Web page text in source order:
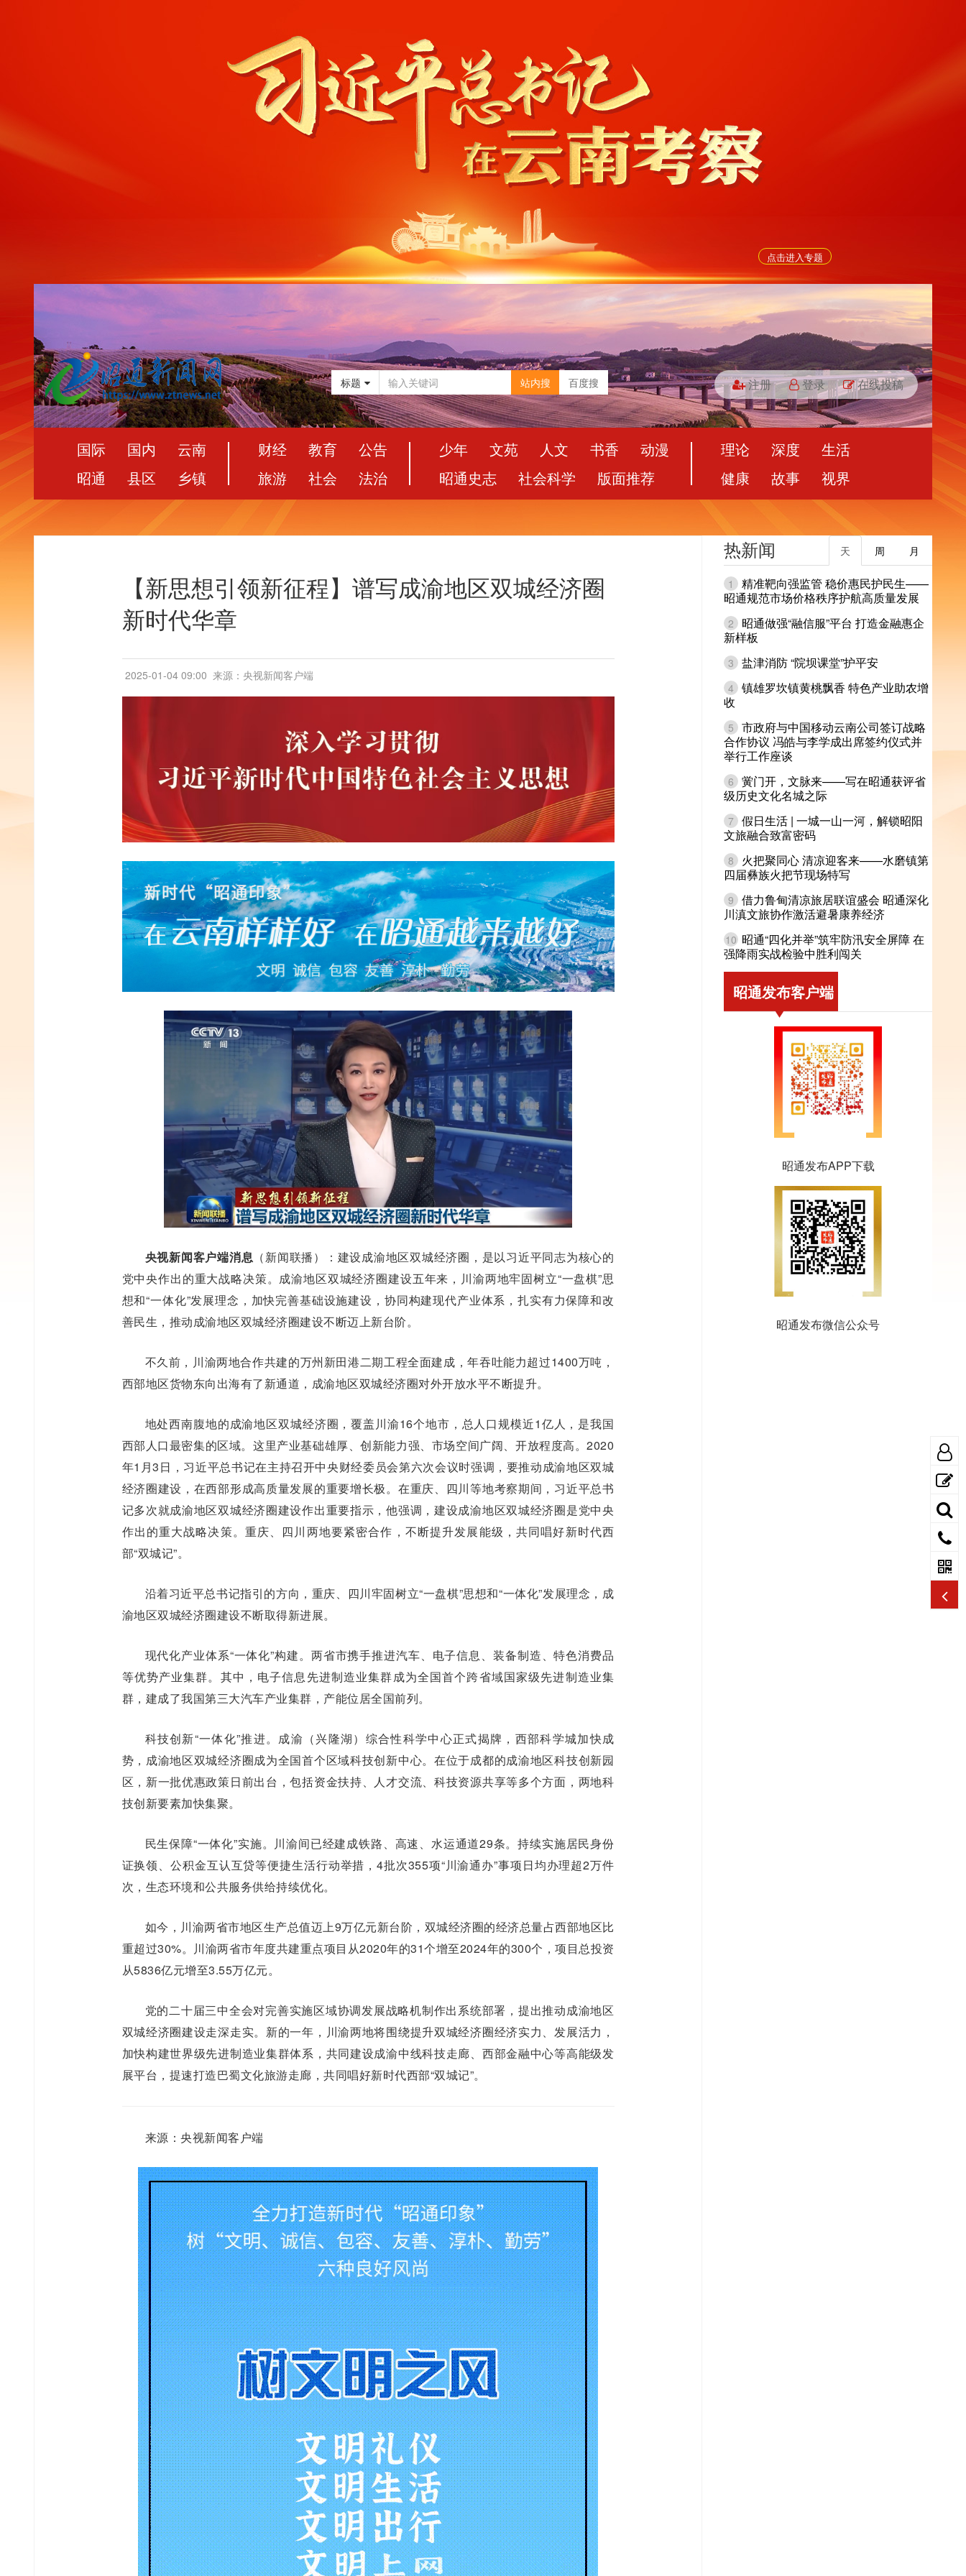
点击进入专题
标题 站内搜 百度搜 注册 登录 在线投稿
国际 国内
云南
昭通
县区 乡镇
财经 教育
公告
旅游
社会 法治
少年 文苑 人文 书香
动漫
昭通史志
社会科学 版面推荐
理论 深度
生活
健康
故事 视界
【新思想引领新征程】谱写成渝地区双城经济圈
新时代华章
2025-01-04 09:00 来源：央视新闻客户端
央视新闻客户端消息 （新闻联播）：建设成渝地区双城经济圈，是以习近平同志为核心的
党中央作出的重大战略决策。成渝地区双城经济圈建设五年来，川渝两地牢固树立“一盘棋”思
想和“一体化”发展理念，加快完善基础设施建设，协同构建现代产业体系，扎实有力保障和改
善民生，推动成渝地区双城经济圈建设不断迈上新台阶。
不久前，川渝两地合作共建的万州新田港二期工程全面建成，年吞吐能力超过1400万吨，
西部地区货物东向出海有了新通道，成渝地区双城经济圈对外开放水平不断提升。
地处西南腹地的成渝地区双城经济圈，覆盖川渝16个地市，总人口规模近1亿人，是我国
西部人口最密集的区域。这里产业基础雄厚、创新能力强、市场空间广阔、开放程度高。2020
年1月3日，习近平总书记在主持召开中央财经委员会第六次会议时强调，要推动成渝地区双城
经济圈建设，在西部形成高质量发展的重要增长极。在重庆、四川等地考察期间，习近平总书
记多次就成渝地区双城经济圈建设作出重要指示，他强调，建设成渝地区双城经济圈是党中央
作出的重大战略决策。重庆、四川两地要紧密合作，不断提升发展能级，共同唱好新时代西
部“双城记”。
沿着习近平总书记指引的方向，重庆、四川牢固树立“一盘棋”思想和“一体化”发展理念，成
渝地区双城经济圈建设不断取得新进展。
现代化产业体系“一体化”构建。两省市携手推进汽车、电子信息、装备制造、特色消费品
等优势产业集群。其中，电子信息先进制造业集群成为全国首个跨省域国家级先进制造业集
群，建成了我国第三大汽车产业集群，产能位居全国前列。
科技创新“一体化”推进。成渝（兴隆湖）综合性科学中心正式揭牌，西部科学城加快成
势，成渝地区双城经济圈成为全国首个区域科技创新中心。在位于成都的成渝地区科技创新园
区，新一批优惠政策日前出台，包括资金扶持、人才交流、科技资源共享等多个方面，两地科
技创新要素加快集聚。
民生保障“一体化”实施。川渝间已经建成铁路、高速、水运通道29条。持续实施居民身份
证换领、公积金互认互贷等便捷生活行动举措，4批次355项“川渝通办”事项日均办理超2万件
次，生态环境和公共服务供给持续优化。
如今，川渝两省市地区生产总值迈上9万亿元新台阶，双城经济圈的经济总量占西部地区比
重超过30%。川渝两省市年度共建重点项目从2020年的31个增至2024年的300个，项目总投资
从5836亿元增至3.55万亿元。
党的二十届三中全会对完善实施区域协调发展战略机制作出系统部署，提出推动成渝地区
双城经济圈建设走深走实。新的一年，川渝两地将围绕提升双城经济圈经济实力、发展活力，
加快构建世界级先进制造业集群体系，共同建设成渝中线科技走廊、西部金融中心等高能级发
展平台，提速打造巴蜀文化旅游走廊，共同唱好新时代西部“双城记”。
来源：央视新闻客户端
热新闻 月
周
天
1
精准靶向强监管 稳价惠民护民生——
昭通规范市场价格秩序护航高质量发展
2
昭通做强“融信服”平台 打造金融惠企
新样板
3 盐津消防 “院坝课堂”护平安
4 镇雄罗坎镇黄桃飘香 特色产业助农增
收
5 市政府与中国移动云南公司签订战略
合作协议 冯皓与李学成出席签约仪式并
举行工作座谈
6 黉门开，文脉来——写在昭通获评省
级历史文化名城之际
7 假日生活 | 一城一山一河，解锁昭阳
文旅融合致富密码
8
火把聚同心 清凉迎客来——水磨镇第
四届彝族火把节现场特写
9 借力鲁甸清凉旅居联谊盛会 昭通深化
川滇文旅协作激活避暑康养经济
10 昭通“四化并举”筑牢防汛安全屏障 在
强降雨实战检验中胜利闯关
昭通发布客户端
昭通发布APP下载
昭通发布微信公众号